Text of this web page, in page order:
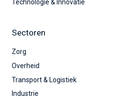
Technologie & Innovatie
Sectoren
Zorg
Overheid
Transport & Logistiek
Industrie